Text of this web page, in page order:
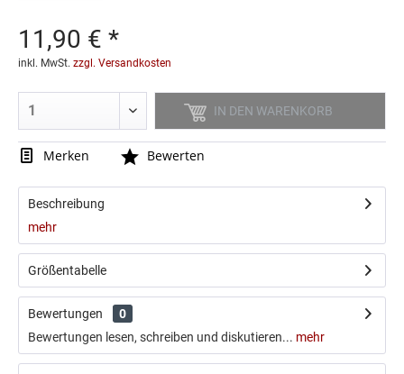
11,90 € *
inkl. MwSt. zzgl. Versandkosten
IN DEN WARENKORB
Merken Bewerten
Beschreibung
mehr
Größentabelle
Bewertungen
0
Bewertungen lesen, schreiben und diskutieren... mehr